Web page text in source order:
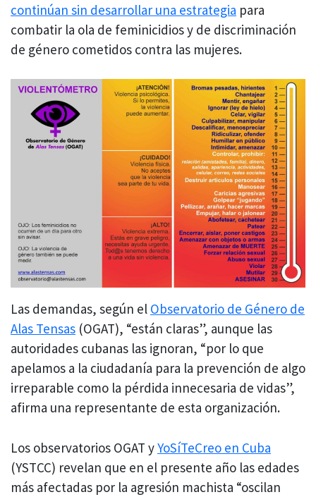
continúan sin desarrollar una estrategia para
combatir la ola de feminicidios y de discriminación
de género cometidos contra las mujeres.
Las demandas, según el Observatorio de Género de
Alas Tensas (OGAT), “están claras”, aunque las
autoridades cubanas las ignoran, “por lo que
apelamos a la ciudadanía para la prevención de algo
irreparable como la pérdida innecesaria de vidas”,
afirma una representante de esta organización.
Los observatorios OGAT yYoSíTeCreo en Cuba
(YSTCC) revelan que en el presente año las edades
más afectadas por la agresión machista “oscilan